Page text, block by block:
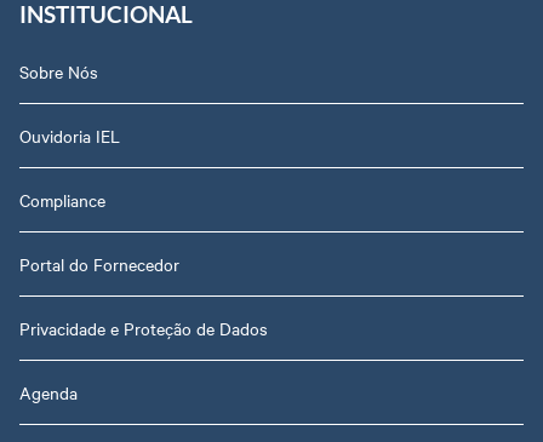
INSTITUCIONAL
Sobre Nós
Ouvidoria IEL
Compliance
Portal do Fornecedor
Privacidade e Proteção de Dados
Agenda